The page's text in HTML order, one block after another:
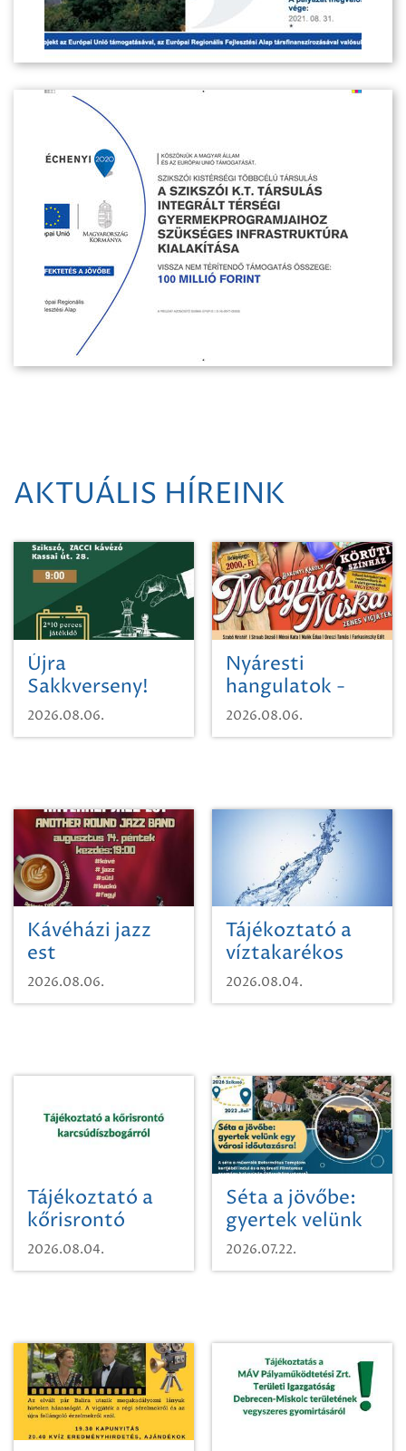
AKTUÁLIS HÍREINK
Újra
Sakkverseny!
2026.08.06.
Nyáresti
hangulatok -
Mágnás Miska
2026.08.06.
Kávéházi jazz
est
2026.08.06.
Tájékoztató a
víztakarékos
vízhasználatról
2026.08.04.
Tájékoztató a
kőrisrontó
karcsúdíszbogárról
2026.08.04.
Séta a jövőbe:
gyertek velünk
egy városi
időutazásra!
2026.07.22.